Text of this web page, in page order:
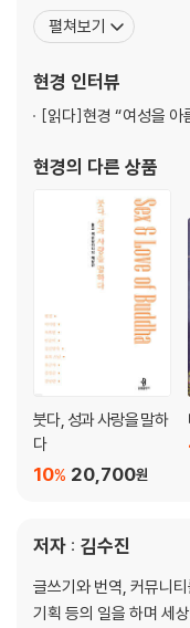
사회운동, 영적 수련, 예
다. 이 외에 한국 대표 페
펼쳐보기
현경 인터뷰
[읽다]현경 “여성을 아
현경의 다른 상품
붓다, 성과 사랑을 말하
다
20,700원
10%
저자 : 김수진
글쓰기와 번역, 커뮤니
기획 등의 일을 하며 세